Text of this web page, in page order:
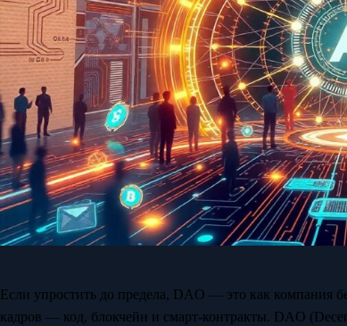
Если упростить до предела, DAO — это как компания
кадров — код, блокчейн и смарт-контракты. DAO